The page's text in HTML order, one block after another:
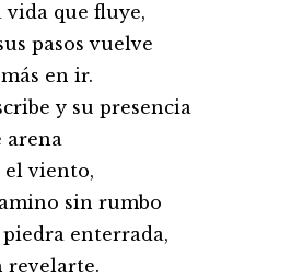
vida que fluye,
pasos vuelve
en ir.
y su presencia
arena
el viento,
sin rumbo
enterrada,
revelarte.